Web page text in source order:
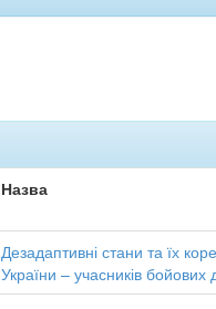
Назва
Дезадаптивні стани та їх
України – учасників бойових